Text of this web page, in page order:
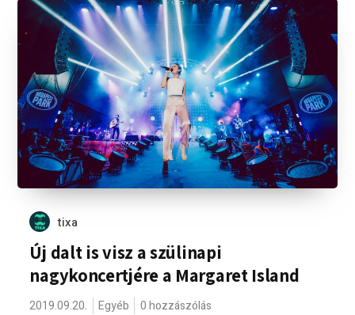
tixa
Új dalt is visz a szülinapi
nagykoncertjére a Margaret Island
2019.09.20. Egyéb 0 hozzászólás